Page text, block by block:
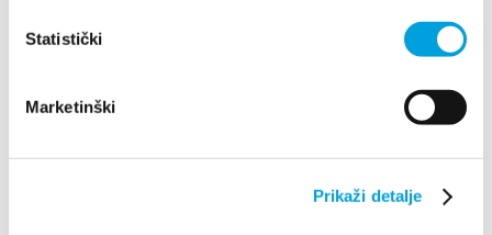
Statistički
Marketinški
Prikaži detalje
Franje Tuđmana 842, 21217 Kaštel Stari
villa.jaman@gmail.com